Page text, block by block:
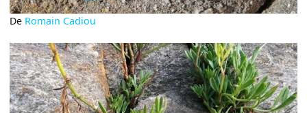
De Romain Cadiou